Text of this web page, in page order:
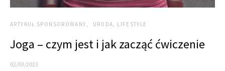
ARTYKUŁ SPONSOROWANY URODA, LIFESTYLE
Joga – czym jest i jak zacząć ćwiczenie
02/03/2023